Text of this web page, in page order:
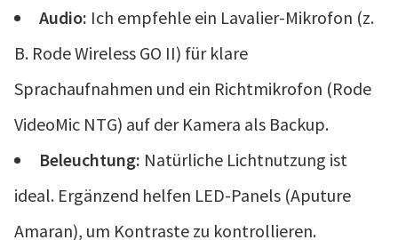
Audio: Ich empfehle ein Lavalier-Mikrofon (z.
B. Rode Wireless GO II) für klare
Sprachaufnahmen und ein Richtmikrofon (Rode
VideoMic NTG) auf der Kamera als Backup.
Beleuchtung: Natürliche Lichtnutzung ist
ideal. Ergänzend helfen LED-Panels (Aputure
Amaran), um Kontraste zu kontrollieren.